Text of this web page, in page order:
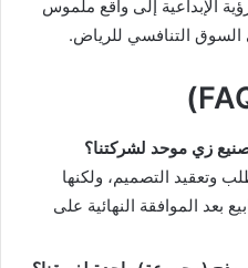
الإبداعية إلى واقع ملموس
السوق التنافسي للرياض.
زي موحد لشركتنا؟
التصميم، ولكنها
عادة بين 2 إلى 4 أسابيع بعد الموافقة النهائية على